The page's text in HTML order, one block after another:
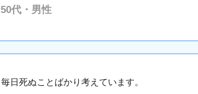
50代・男性
毎日死ぬことばかり考えています。